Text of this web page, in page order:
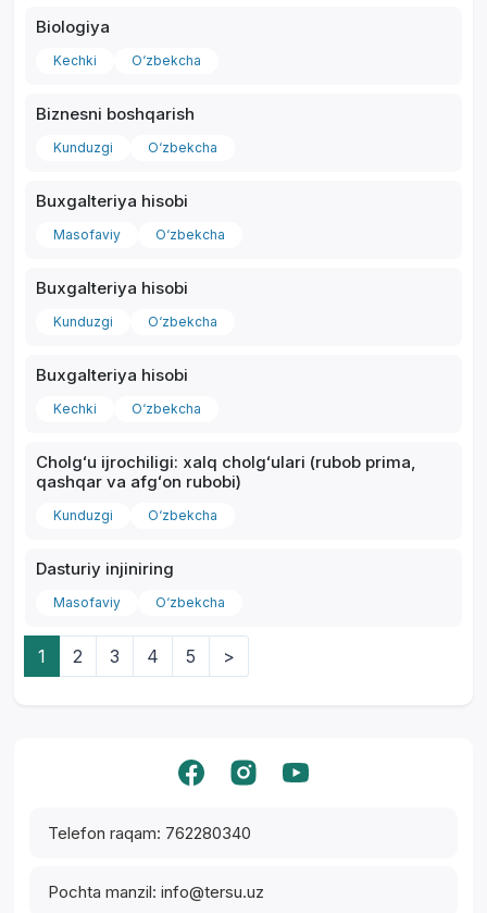
Telefon raqam: 762280340
Pochta manzil: info@tersu.uz
Biologiya
Kechki O‘zbekcha
Biznesni boshqarish
Kunduzgi O‘zbekcha
Buxgalteriya hisobi
Masofaviy O‘zbekcha
Buxgalteriya hisobi
Kunduzgi O‘zbekcha
Buxgalteriya hisobi
Kechki O‘zbekcha
Cholgʻu ijrochiligi: xalq cholgʻulari (rubob prima,
qashqar va afgʻon rubobi)
Kunduzgi O‘zbekcha
Dasturiy injiniring
Masofaviy O‘zbekcha
1 2 3 4 5 >
Yordam markazi